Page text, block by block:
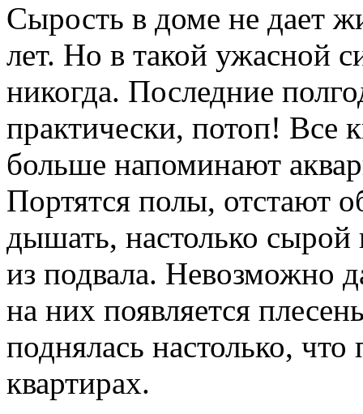
Сырость в доме не дает
лет. Но в такой ужасной
никогда. Последние
практически, потоп! Все
больше напоминают
Портятся полы, отстают
дышать, настолько сырой
из подвала. Невозможно
на них появляется
поднялась настолько,
квартирах.